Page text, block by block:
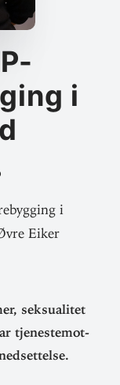
i
i
Eiker
sek­su­alitet
tje­neste­mot­